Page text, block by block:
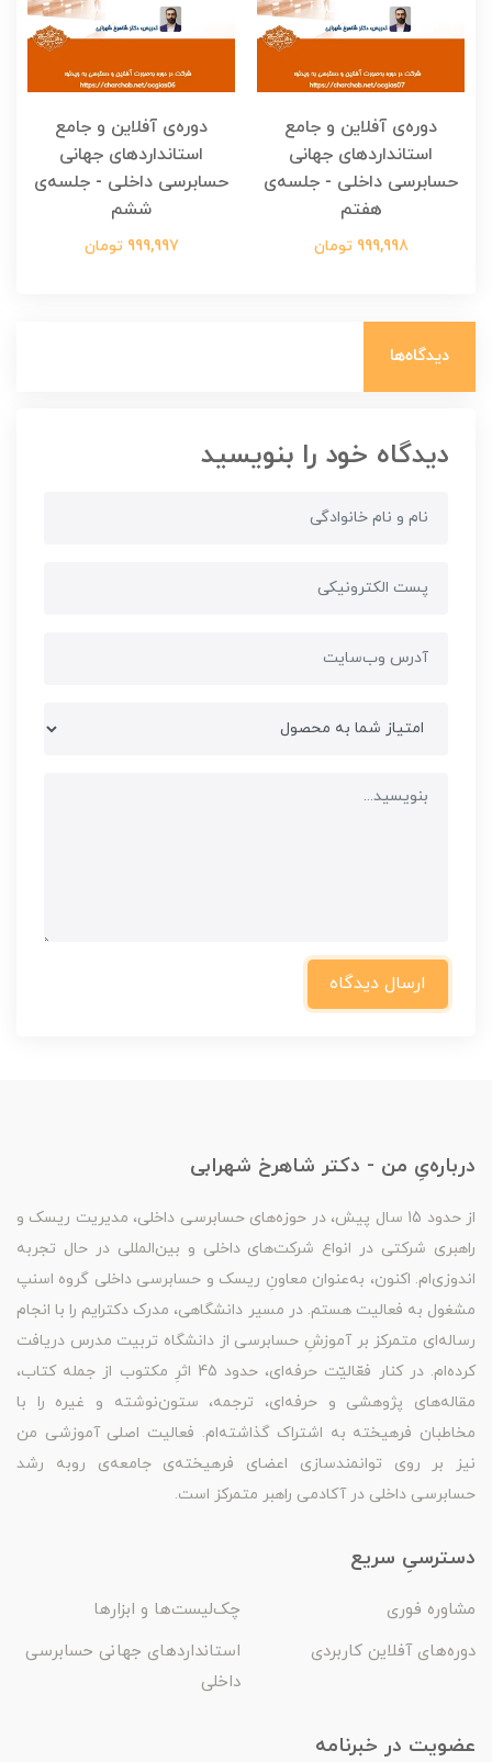
دوره‌ی آفلاین و جامع
استانداردهای جهانی
حسابرسی داخلی - جلسه‌ی
هفتم
999,998 تومان
دوره‌ی آفلاین و جامع
استانداردهای جهانی
حسابرسی داخلی - جلسه‌ی
ششم
999,997 تومان
دیدگاه‌ها
دیدگاه خود را بنویسید
ارسال دیدگاه
درباره‌یِ من - دکتر شاهرخ شهرابی
از حدود 15 سال پیش، در حوزه‌های حسابرسی داخلی، مدیریت ریسک و
راهبری شرکتی در انواع شرکت‌های داخلی و بین‌المللی در حال تجربه
اندوزی‌ام. اکنون، به‌عنوان معاونِ ریسک و حسابرسی داخلی گروه اسنپ
مشغول به فعالیت هستم. در مسیر دانشگاهی، مدرک دکترایم را با انجام
رساله‌ای متمرکز بر آموزشِ حسابرسی از دانشگاه تربیت مدرس دریافت
کرده‌ام. در کنار فعّالیّت حرفه‌ای، حدود 45 اثرِ مکتوب از جمله کتاب،
مقاله‌های پژوهشی و حرفه‌ای، ترجمه، ستون‌نوشته و غیره را با
مخاطبان فرهیخته به اشتراک گذاشته‌ام. فعالیت اصلی آموزشی من
نیز بر روی توانمندسازی اعضای فرهیخته‌ی جامعه‌ی روبه رشد
حسابرسی داخلی در آکادمی راهبر متمرکز است.
دسترسیِ سریع
مشاوره فوری
چک‌لیست‌ها و ابزارها
دوره‌های آفلاین کاربردی
استانداردهای جهانی حسابرسی
داخلی
عضویت در خبرنامه